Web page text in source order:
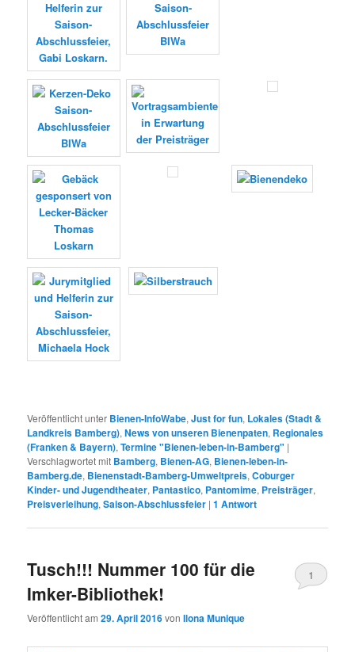
Veröffentlicht unter Bienen-InfoWabe,Just for fun, Lokales (Stadt &
Landkreis Bamberg),News von unseren Bienenpaten, Regionales
(Franken & Bayern),Termine "Bienen-leben-in-Bamberg" |
Verschlagwortet mit Bamberg, Bienen-AG, Bienen-leben-in-
Bamberg.de, Bienenstadt-Bamberg-Umweltpreis,Coburger
Kinder- und Jugendtheater, Pantastico, Pantomime, Preisträger,
Preisverleihung,Saison-Abschlussfeier |1 Antwort
Tusch!!! Nummer 100 für die
Imker-Bibliothek!
Veröffentlicht am29. April 2016vonIlona Munique
1